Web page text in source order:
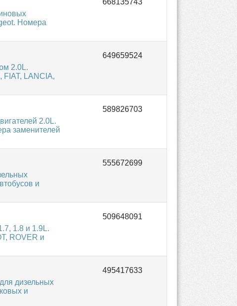
Номера
2.0L.
FIAT, LANCIA,
2.0L.
заменителей
и
1.8 и 1.9L.
ROVER и
дизельных
и